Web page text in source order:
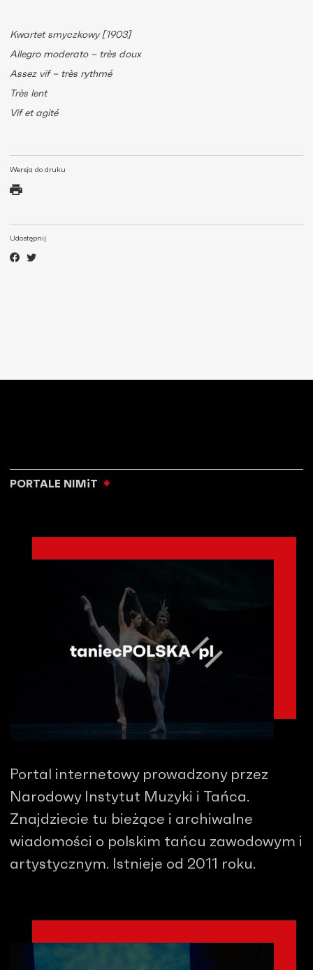
Wersja do druku
Udostępnij
Kwartet smyczkowy [1903]
Allegro moderato – très doux
Assez vif – très rythmé
Très lent
Vif et agité
PORTALE NIMiT
Portal internetowy prowadzony przez
Narodowy Instytut Muzyki i Tańca.
Znajdziecie tu bieżące i archiwalne
wiadomości o polskim tańcu zawodowym i
artystycznym. Istnieje od 2011 roku.